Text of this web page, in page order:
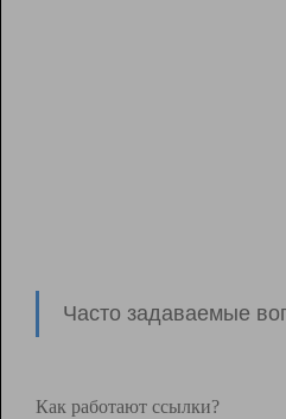
Часто задаваемые
Как работают ссылки?